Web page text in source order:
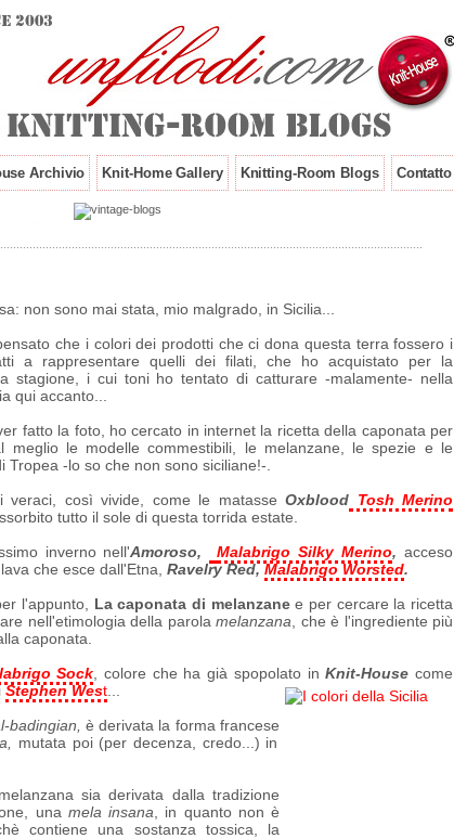
Archivio Knit-Home Gallery Knitting-Room Blogs Contatto
non sono mai stata, mio malgrado, in Sicilia...
che i colori dei prodotti che ci dona questa terra fossero i
a rappresentare quelli dei filati, che ho acquistato per la
stagione, i cui toni ho tentato di catturare -malamente- nella
qui accanto...
fatto la foto, ho cercato in internet la ricetta della caponata per
meglio le modelle commestibili, le melanzane, le spezie e le
Tropea -lo so che non sono siciliane!-.
veraci, così vivide, come le matasseOxblood Tosh Merino
tutto il sole di questa torrida estate.
inverno nell'Amoroso, Malabrigo Silky Merino,acceso
che esce dall'Etna, Ravelry Red,Malabrigo Worsted.
l'appunto, La caponata di melanzanee per cercare la ricetta
nell'etimologia della parolamelanzana , che è l'ingrediente più
caponata.
Sock , colore che ha già spopolato inKnit-House come
Stephen West
badingian, è derivata la forma francese
mutata poi (per decenza, credo...) in
sia derivata dalla tradizione
una mela insana , in quanto non è
contiene una sostanza tossica, la